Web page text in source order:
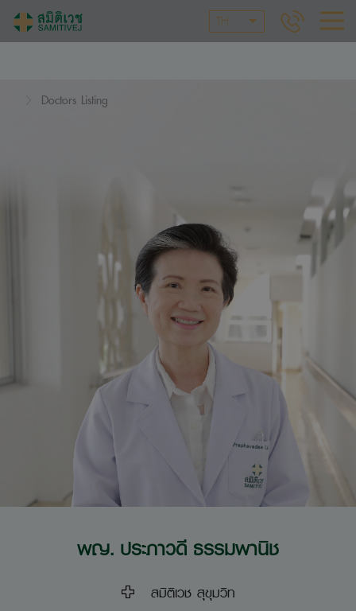
TH
Doctors Listing
พญ. ประภาวดี ธรรมพานิช
สมิติเวช สุขุมวิท